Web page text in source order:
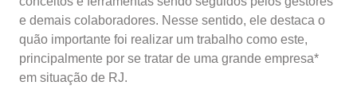
e demais colaboradores. Nesse sentido, ele destaca o
quão importante foi realizar um trabalho como este,
principalmente por se tratar de uma grande empresa*
em situação de RJ.